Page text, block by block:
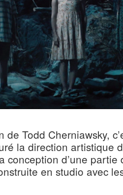
de Todd Cherniawsky,
la direction artistique
conception d’une partie
en studio avec